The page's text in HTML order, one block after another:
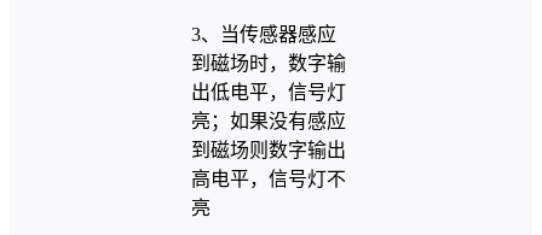
3、当传感器感应
到磁场时，数字输
出低电平，信号灯
亮；如果没有感应
到磁场则数字输出
高电平，信号灯不
亮